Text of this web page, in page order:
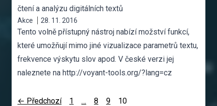
čtení a analýzu digitálních textů
Akce 28. 11. 2016
Tento volně přístupný nástroj nabízí možství funkcí,
které umožňují mimo jiné vizualizace parametrů textu,
frekvence výskytu slov apod. V české verzi jej
naleznete na http://voyant-tools.org/?lang=cz
← Předchozí 1 … 8 9 10